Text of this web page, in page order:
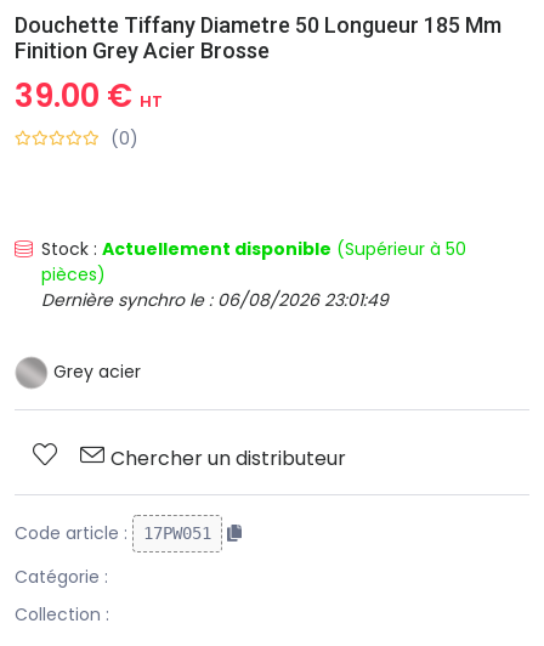
Douchette Tiffany Diametre 50 Longueur 185 Mm
Finition Grey Acier Brosse
39.00 € HT
(0)
Stock : Actuellement disponible (Supérieur à 50
pièces)
Dernière synchro le : 06/08/2026 23:01:49
Grey acier
Chercher un distributeur
Code article : 17PW051
Catégorie :
Collection :